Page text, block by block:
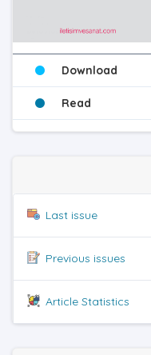
Download
Read
Last issue
Previous issues
Article Statistics